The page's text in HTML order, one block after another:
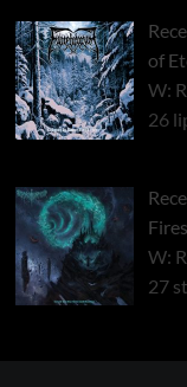
of
W:
26
W:
27